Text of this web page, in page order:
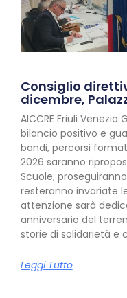
Consiglio
dicembre,
AICCRE Friuli
bilancio positivo e
bandi, percorsi
2026 saranno
Scuole, proseguiranno
resteranno invariate
attenzione sarà
anniversario del
storie di solidarietà e
Leggi Tutto